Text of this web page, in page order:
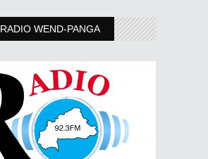
RADIO WEND-PANGA